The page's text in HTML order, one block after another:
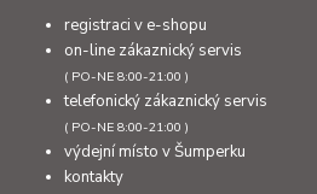
registraci v e-shopu
on-line zákaznický servis
( PO-NE 8:00-21:00 )
telefonický zákaznický servis
( PO-NE 8:00-21:00 )
výdejní místo v Šumperku
kontakty